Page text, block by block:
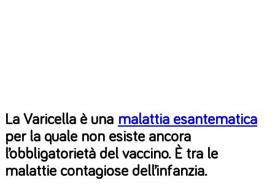
La Varicella è una malattia esantematica
per la quale non esiste ancora
l’obbligatorietà del vaccino. È tra le
malattie contagiose dell’infanzia.